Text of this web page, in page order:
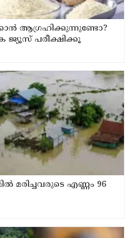
ആഗ്രഹിക്കുന്നുണ്ടോ?
ജ്യൂസ് പരീക്ഷിക്കൂ
മരിച്ചവരുടെ എണ്ണം 96